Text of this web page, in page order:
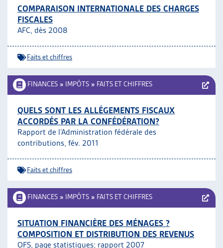
COMPARAISON INTERNATIONALE DES CHARGES
FISCALES
AFC, dès 2008
Faits et chiffres
FINANCES » IMPÔTS » FAITS ET CHIFFRES
QUELS SONT LES ALLÉGEMENTS FISCAUX
ACCORDÉS PAR LA CONFÉDÉRATION?
Rapport de l’Administration fédérale des
contributions, fév. 2011
Faits et chiffres
FINANCES » IMPÔTS » FAITS ET CHIFFRES
SITUATION FINANCIÈRE DES MÉNAGES ?
COMPOSITION ET DISTRIBUTION DES REVENUS
OFS, page statistiques; rapport 2007